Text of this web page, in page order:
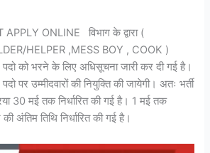
ONLINE विभाग के द्वारा (
HELPER ,MESS BOY , COOK )
को भरने के लिए अधिसूचना जारी कर दी गई है।
पर उम्मीदवारों की नियुक्ति की जायेगी। अतः भर्ती
30 मई तक निर्धारित की गई है। 1 मई तक
तिथि निर्धारित की गई है।